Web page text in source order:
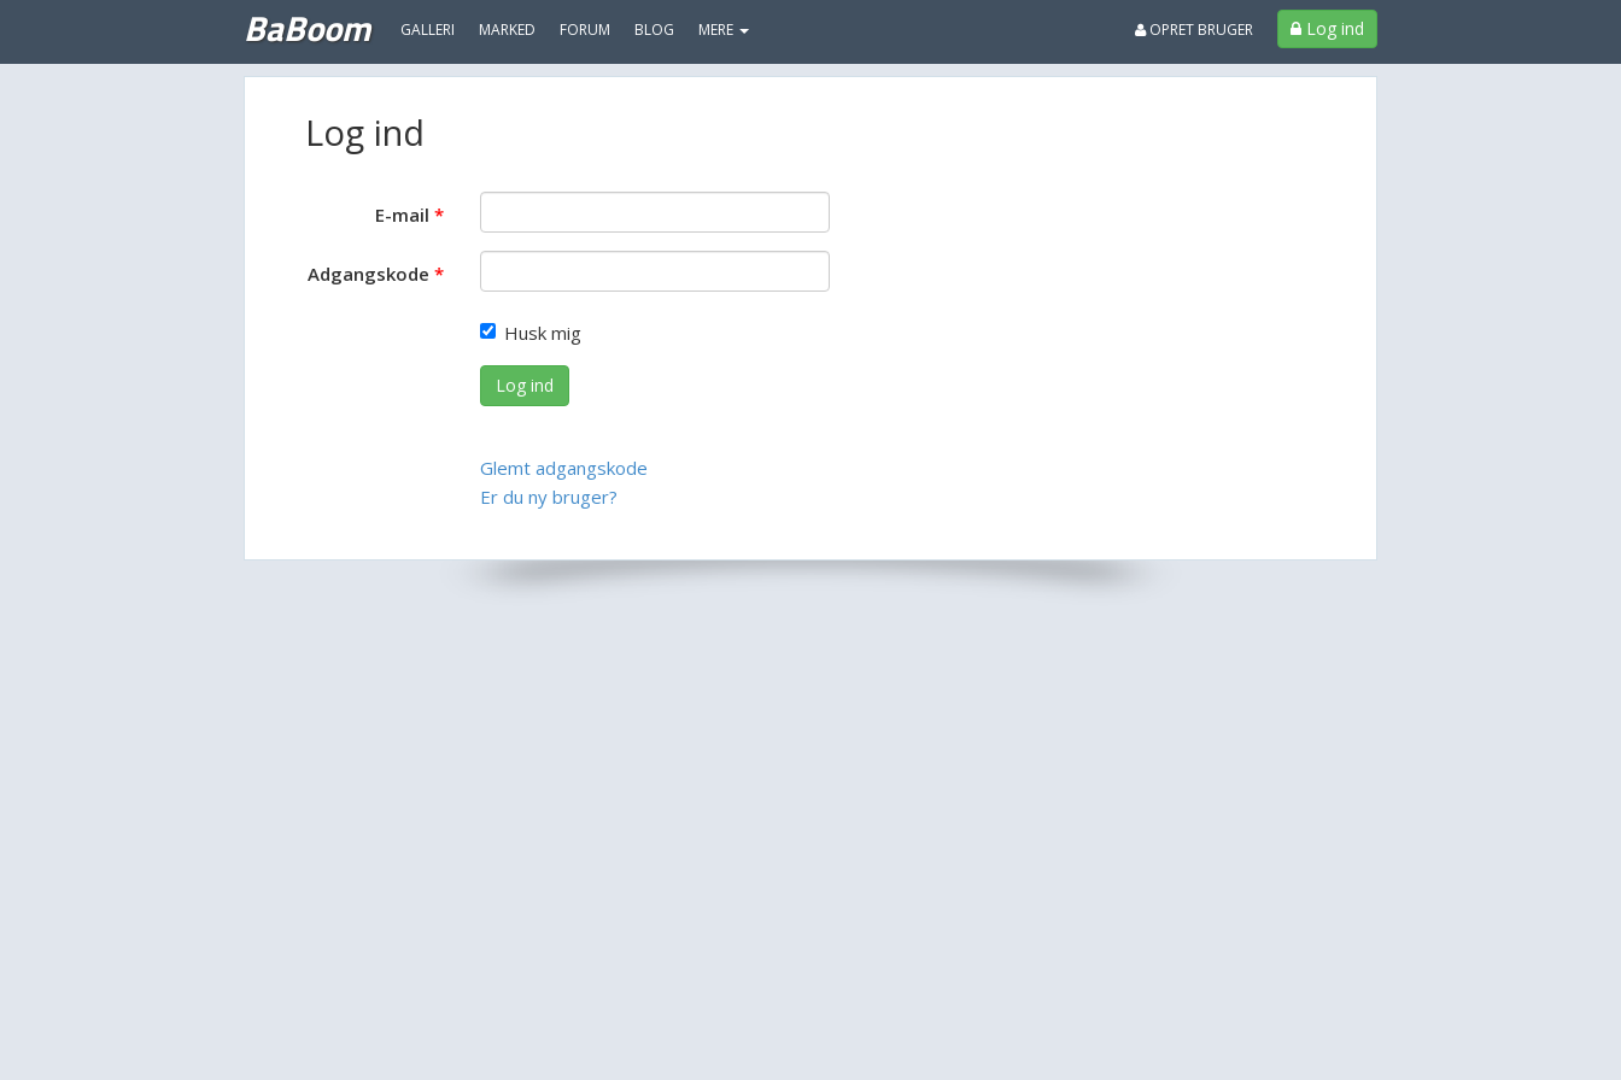
BaBoom GALLERI MARKED FORUM BLOG MERE Log ind
OPRET BRUGER
Log ind
E-mail
Adgangskode
Husk mig
Log ind
Glemt adgangskode
Er du ny bruger?